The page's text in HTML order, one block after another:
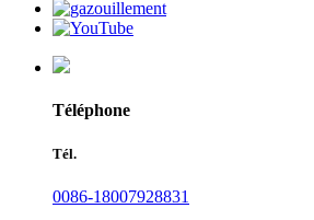
Téléphone
Tél.
0086-18007928831